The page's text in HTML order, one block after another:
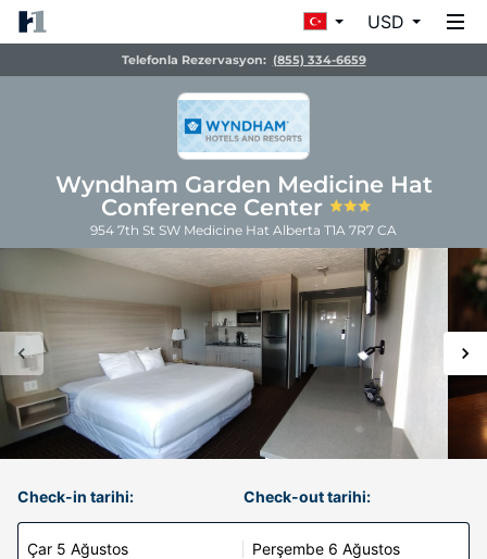
USD
Telefonla Rezervasyon: (855) 334-6659
Wyndham Garden Medicine Hat
Conference Center
954 7th St SW Medicine Hat Alberta T1A 7R7 CA
Check-in tarihi:
Çar 5 Ağustos
Check-out tarihi:
Perşembe 6 Ağustos